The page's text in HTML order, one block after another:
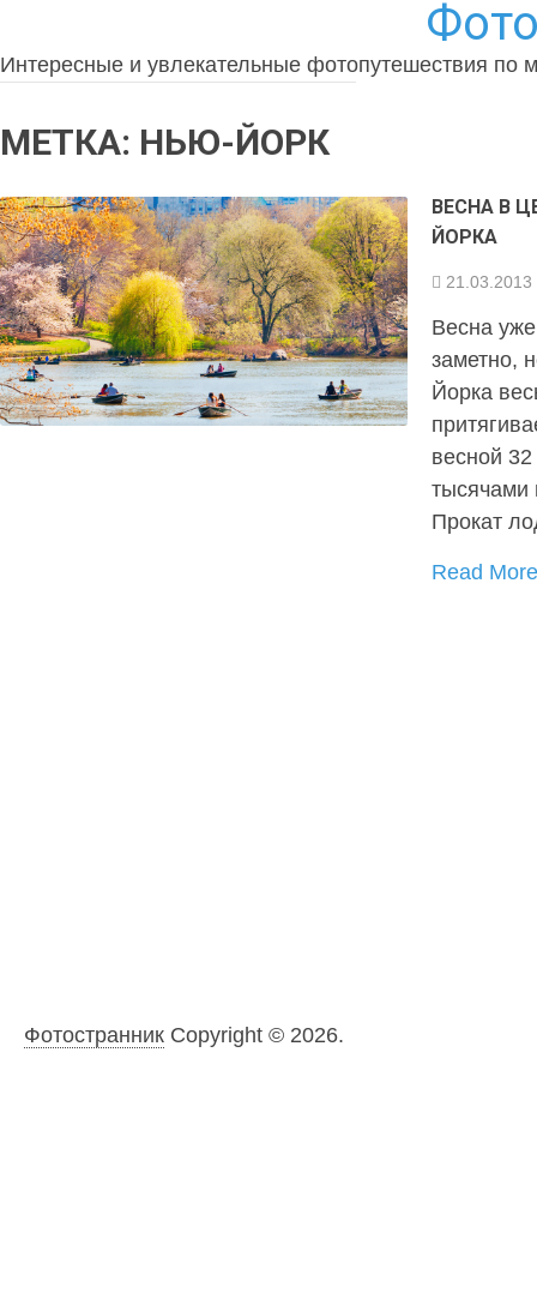
Интересные и увлекательные фотопутешествия по
МЕТКА: НЬЮ-ЙОРК
ВЕСНА В
ЙОРКА
21.03.2013
Весна
заметно,
Йорка
весной
тысячами
Прокат
Read
ФотостранникCopyright © 2026.